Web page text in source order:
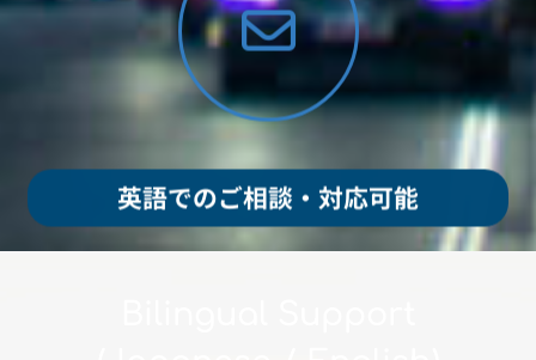
英語でのご相談・対応可能